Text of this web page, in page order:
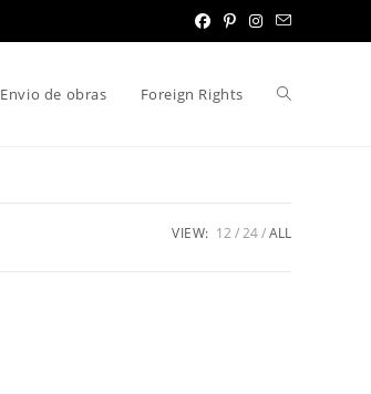
Envio de obras Foreign Rights Toggle
VIEW: 12 24 ALL